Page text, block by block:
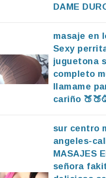
DAME
masaje en
Sexy
juguetona
completo
llamame
cariño
sur centro
angeles-
MASAJES
señora